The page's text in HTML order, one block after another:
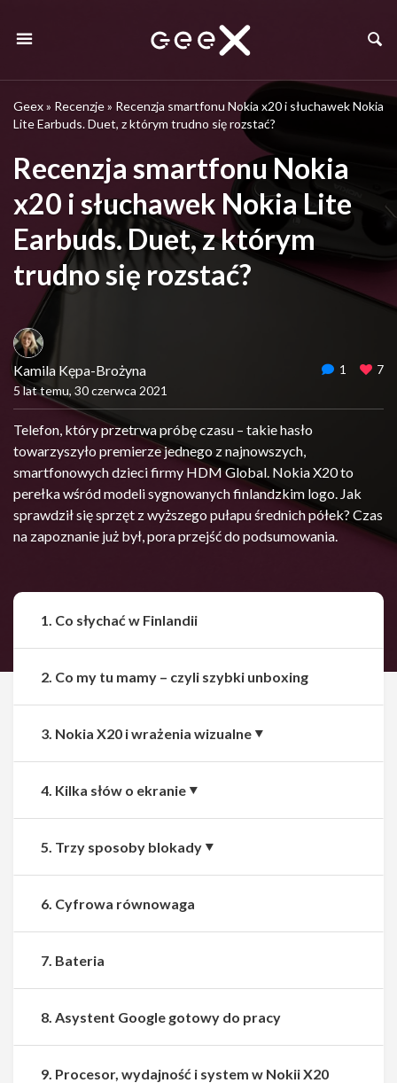
Geex» Recenzje» Recenzja smartfonu Nokia x20 i słuchawek Nokia
Lite Earbuds. Duet, z którym trudno się rozstać?
Recenzja smartfonu Nokia
x20 i słuchawek Nokia Lite
Earbuds. Duet, z którym
trudno się rozstać?
Kamila Kępa-Brożyna
5 lat temu, 30 czerwca 2021
1 7
Telefon, który przetrwa próbę czasu – takie hasło
towarzyszyło premierze jednego z najnowszych,
smartfonowych dzieci firmy HDM Global. Nokia X20 to
perełka wśród modeli sygnowanych finlandzkim logo. Jak
sprawdził się sprzęt z wyższego pułapu średnich półek? Czas
na zapoznanie już był, pora przejść do podsumowania.
1. Co słychać w Finlandii
2. Co my tu mamy – czyli szybki unboxing
3. Nokia X20 i wrażenia wizualne
4. Kilka słów o ekranie
5. Trzy sposoby blokady
6. Cyfrowa równowaga
7. Bateria
8. Asystent Google gotowy do pracy
9. Procesor, wydajność i system w Nokii X20